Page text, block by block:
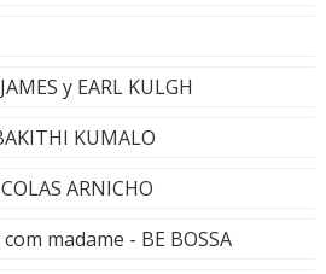
y EARL KULGH
KUMALO
ARNICHO
madame - BE BOSSA